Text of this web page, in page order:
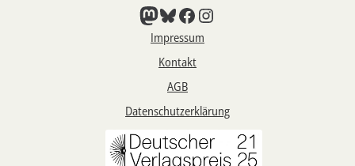
Mastodon
Bluesky
Facebook
Instagram
Impressum
Kontakt
AGB
Datenschutzerklärung